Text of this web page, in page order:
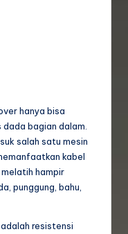
hanya bisa
bagian dalam.
salah satu mesin
kabel
hampir
punggung, bahu,
resistensi